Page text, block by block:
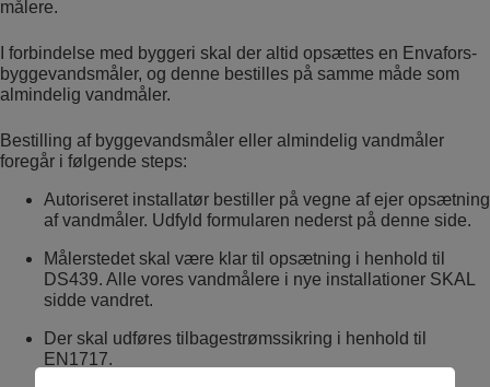
målere.
I forbindelse med byggeri skal der altid opsættes en Envafors-
byggevandsmåler, og denne bestilles på samme måde som
almindelig vandmåler.
Bestilling af byggevandsmåler eller almindelig vandmåler
foregår i følgende steps:
Autoriseret installatør bestiller på vegne af ejer opsætning
af vandmåler. Udfyld formularen nederst på denne side.
Målerstedet skal være klar til opsætning i henhold til
DS439. Alle vores vandmålere i nye installationer SKAL
sidde vandret.
Der skal udføres tilbagestrømssikring i henhold til
EN1717.